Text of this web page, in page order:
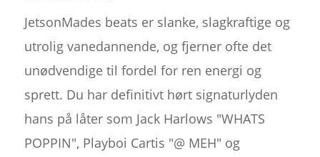
JetsonMades beats er slanke, slagkraftige og
utrolig vanedannende, og fjerner ofte det
unødvendige til fordel for ren energi og
sprett. Du har definitivt hørt signaturlyden
hans på låter som Jack Harlows "WHATS
POPPIN", Playboi Cartis "@ MEH" og